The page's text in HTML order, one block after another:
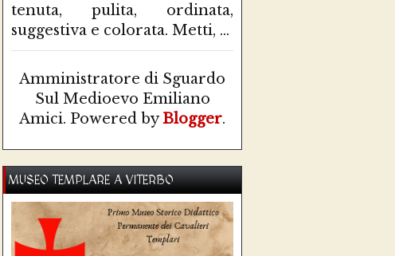
tenuta, pulita, ordinata,
suggestiva e colorata. Metti, ...
Amministratore di Sguardo
Sul Medioevo Emiliano
Amici. Powered byBlogger.
MUSEO TEMPLARE A VITERBO